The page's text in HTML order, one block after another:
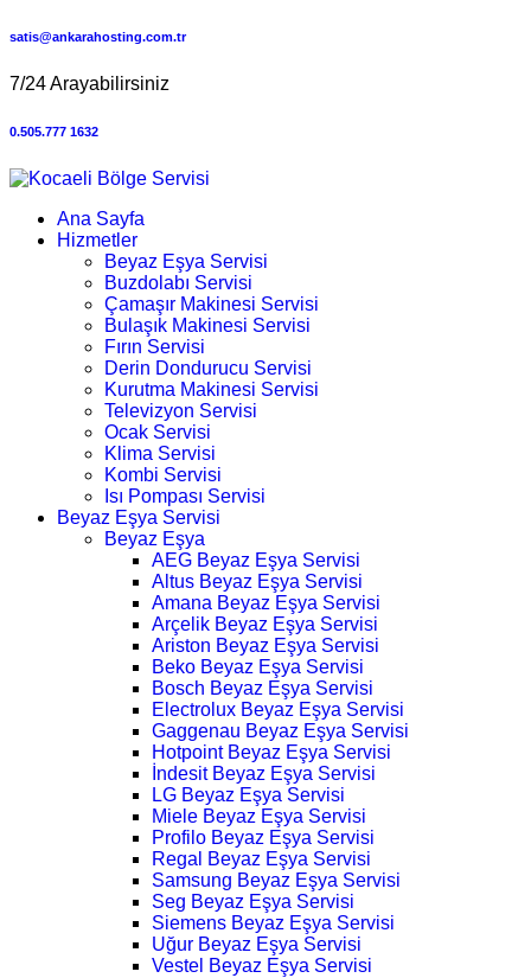
satis@ankarahosting.com.tr
7/24 Arayabilirsiniz
0.505.777 1632
Ana Sayfa
Hizmetler
Beyaz Eşya Servisi
Buzdolabı Servisi
Çamaşır Makinesi Servisi
Bulaşık Makinesi Servisi
Fırın Servisi
Derin Dondurucu Servisi
Kurutma Makinesi Servisi
Televizyon Servisi
Ocak Servisi
Klima Servisi
Kombi Servisi
Isı Pompası Servisi
Beyaz Eşya Servisi
Beyaz Eşya
AEG Beyaz Eşya Servisi
Altus Beyaz Eşya Servisi
Amana Beyaz Eşya Servisi
Arçelik Beyaz Eşya Servisi
Ariston Beyaz Eşya Servisi
Beko Beyaz Eşya Servisi
Bosch Beyaz Eşya Servisi
Electrolux Beyaz Eşya Servisi
Gaggenau Beyaz Eşya Servisi
Hotpoint Beyaz Eşya Servisi
İndesit Beyaz Eşya Servisi
LG Beyaz Eşya Servisi
Miele Beyaz Eşya Servisi
Profilo Beyaz Eşya Servisi
Regal Beyaz Eşya Servisi
Samsung Beyaz Eşya Servisi
Seg Beyaz Eşya Servisi
Siemens Beyaz Eşya Servisi
Uğur Beyaz Eşya Servisi
Vestel Beyaz Eşya Servisi